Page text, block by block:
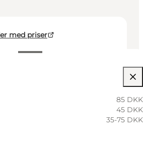
med priser
85 DKK
45 DKK
35-75 DKK
Mig selv